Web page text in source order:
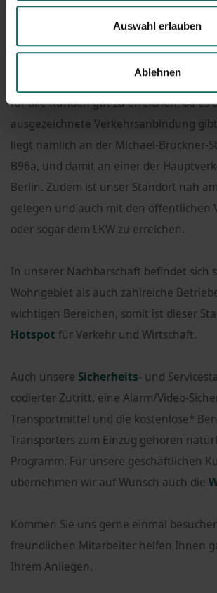
Auswahl erlauben
Ablehnen
implementieren. Alle Maßnahmen
Unser Standort in Berlin Schöneweide-
für alle Kunden gut zu erreichen, da es
ausgezeichnete Verkehrsanbindung
liegt nämlich an der Michael-Brückner-
B96a, und damit an einer der
Berlin. Zudem ist unser Standort nah am
gelegen und auch mit den öffentlichen
oder sogar dem LKW zu erreichen.
In unserer Nachbarschaft befindet sich
Wohngebiet als auch zahlreiche
wichtigen Bereichen, somit ist dieser
Hotspot für Verkehr und Wirtschaft.
Auch unsere Sicherheits- und
codierter Zutritt, eine Alarm/Video-
Transportmittel und die kostenlose*
Transporters zum Einzug gehören
Programm. Für unsere geschäftlichen
übernehmen wir auf Wunsch auch die
Kommen Sie uns gerne einmal
freundlichen Mitarbeiter helfen Ihnen
Ihrem Anliegen.